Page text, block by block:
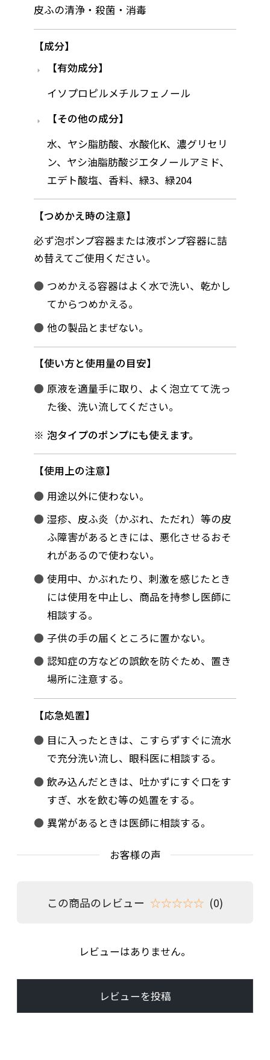
皮ふの清浄・殺菌・消毒
成分
有効成分
イソプロピルメチルフェノール
その他の成分
水、ヤシ脂肪酸、水酸化K、濃グリセリ
ン、ヤシ油脂肪酸ジエタノールアミド、
エデト酸塩、香料、緑3、緑204
つめかえ時の注意
必ず泡ポンプ容器または液ポンプ容器に詰
め替えてご使用ください。
つめかえる容器はよく水で洗い、乾かし
てからつめかえる。
他の製品とまぜない。
使い方と使用量の目安
原液を適量手に取り、よく泡立てて洗っ
た後、洗い流してください。
泡タイプのポンプにも使えます。
使用上の注意
用途以外に使わない。
湿疹、皮ふ炎（かぶれ、ただれ）等の皮
ふ障害があるときには、悪化させるおそ
れがあるので使わない。
使用中、かぶれたり、刺激を感じたとき
には使用を中止し、商品を持参し医師に
相談する。
子供の手の届くところに置かない。
認知症の方などの誤飲を防ぐため、置き
場所に注意する。
応急処置
目に入ったときは、こすらずすぐに流水
で充分洗い流し、眼科医に相談する。
飲み込んだときは、吐かずにすぐ口をす
すぎ、水を飲む等の処置をする。
異常があるときは医師に相談する。
お客様の声
この商品のレビュー ☆☆☆☆☆ (0)
レビューはありません。
レビューを投稿